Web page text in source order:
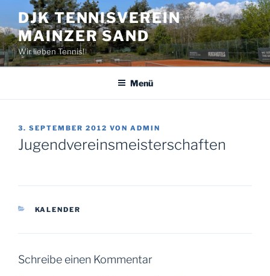
Inhalt
springen
DJK TENNISVEREIN
MAINZER SAND
Wir lieben Tennis!
Menü
VERÖFFENTLICHT
AM
3. SEPTEMBER 2012 VON ADMIN
Jugendvereinsmeisterschaften
KATEGORIEN
KALENDER
Schreibe einen Kommentar